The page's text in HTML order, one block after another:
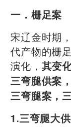
一．栅足案
宋辽金时期
代产物的栅
演化， 其变
三弯腿供案
三弯腿案，
1.三弯腿大